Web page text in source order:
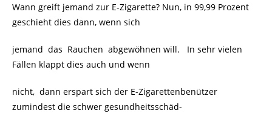
Wann greift jemand zur E-Zigarette? Nun, in 99,99 Prozent
geschieht dies dann, wenn sich
jemand das Rauchen abgewöhnen will. In sehr vielen
Fällen klappt dies auch und wenn
nicht, dann erspart sich der E-Zigarettenbenützer
zumindest die schwer gesundheitsschäd-